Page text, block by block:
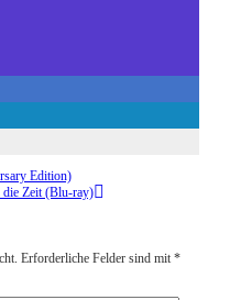
Edition)
die Zeit (Blu-ray)
Erforderliche Felder sind mit *